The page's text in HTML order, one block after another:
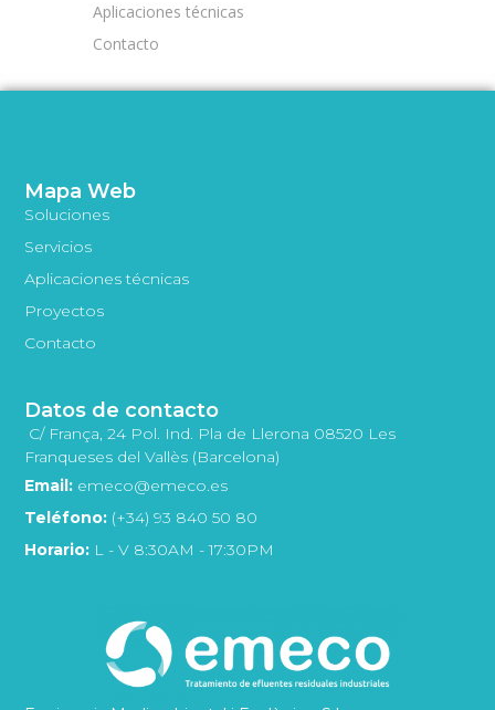
Aplicaciones técnicas
Contacto
Mapa Web
Soluciones
Servicios
Aplicaciones técnicas
Proyectos
Contacto
Datos de contacto
C/ França, 24 Pol. Ind. Pla de Llerona 08520 Les
Franqueses del Vallès (Barcelona)
Email: emeco@emeco.es
Teléfono: (+34) 93 840 50 80
Horario: L - V 8:30AM - 17:30PM